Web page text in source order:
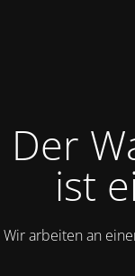
Der
ist
Wir arbeiten an